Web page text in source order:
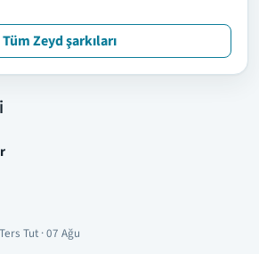
Tüm Zeyd şarkıları
Tut · 07 Ağu